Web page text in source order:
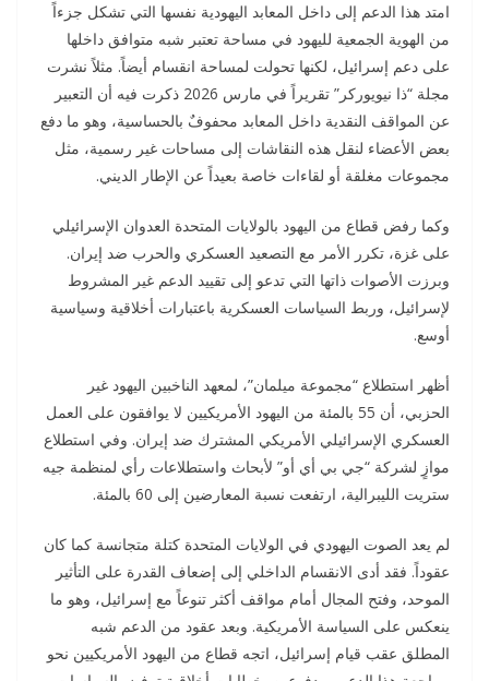
امتد هذا الدعم إلى داخل المعابد اليهودية نفسها التي تشكل جزءاً
من الهوية الجمعية لليهود في مساحة تعتبر شبه متوافق داخلها
على دعم إسرائيل، لكنها تحولت لمساحة انقسام أيضاً. مثلاً نشرت
مجلة “ذا نيويوركر” تقريراً في مارس 2026 ذكرت فيه أن التعبير
عن المواقف النقدية داخل المعابد محفوفٌ بالحساسية، وهو ما دفع
بعض الأعضاء لنقل هذه النقاشات إلى مساحات غير رسمية، مثل
مجموعات مغلقة أو لقاءات خاصة بعيداً عن الإطار الديني.
وكما رفض قطاع من اليهود بالولايات المتحدة العدوان الإسرائيلي
على غزة، تكرر الأمر مع التصعيد العسكري والحرب ضد إيران.
وبرزت الأصوات ذاتها التي تدعو إلى تقييد الدعم غير المشروط
لإسرائيل، وربط السياسات العسكرية باعتبارات أخلاقية وسياسية
أوسع.
أظهر استطلاع “مجموعة ميلمان”، لمعهد الناخبين اليهود غير
الحزبي، أن 55 بالمئة من اليهود الأمريكيين لا يوافقون على العمل
العسكري الإسرائيلي الأمريكي المشترك ضد إيران. وفي استطلاع
موازٍ لشركة “جي بي أي أو” لأبحاث واستطلاعات رأي لمنظمة جيه
ستريت الليبرالية، ارتفعت نسبة المعارضين إلى 60 بالمئة.
لم يعد الصوت اليهودي في الولايات المتحدة كتلة متجانسة كما كان
عقوداً. فقد أدى الانقسام الداخلي إلى إضعاف القدرة على التأثير
الموحد، وفتح المجال أمام مواقف أكثر تنوعاً مع إسرائيل، وهو ما
ينعكس على السياسة الأمريكية. وبعد عقود من الدعم شبه
المطلق عقب قيام إسرائيل، اتجه قطاع من اليهود الأمريكيين نحو